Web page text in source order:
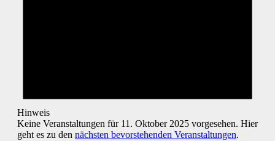
Hinweis
Keine Veranstaltungen für 11. Oktober 2025 vorgesehen. Hier
geht es zu den nächsten bevorstehenden Veranstaltungen.